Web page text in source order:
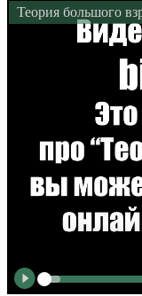
Теория большого